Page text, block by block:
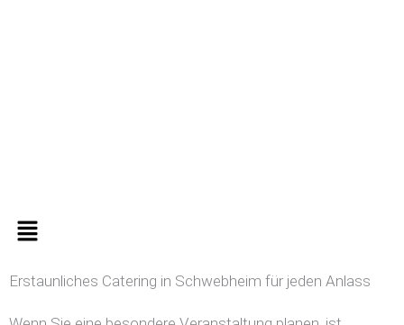
Menü
Erstaunliches Catering in Schwebheim für jeden Anlass